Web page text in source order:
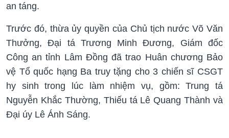
an táng.
Trước đó, thừa ủy quyền của Chủ tịch nước Võ Văn
Thưởng, Đại tá Trương Minh Đương, Giám đốc
Công an tỉnh Lâm Đồng đã trao Huân chương Bảo
vệ Tổ quốc hạng Ba truy tặng cho 3 chiến sĩ CSGT
hy sinh trong lúc làm nhiệm vụ, gồm: Trung tá
Nguyễn Khắc Thường, Thiếu tá Lê Quang Thành và
Đại úy Lê Ánh Sáng.